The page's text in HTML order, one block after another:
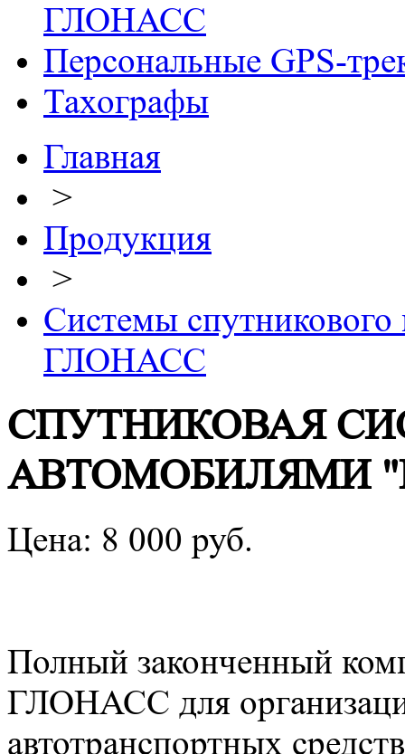
ГЛОНАСС
Персональные GPS-
Тахографы
Главная
>
Продукция
>
Системы спутникового
ГЛОНАСС
СПУТНИКОВАЯ
АВТОМОБИЛЯМИ
Цена: 8 000 руб.
Полный законченный
ГЛОНАСС для
автотранспортных